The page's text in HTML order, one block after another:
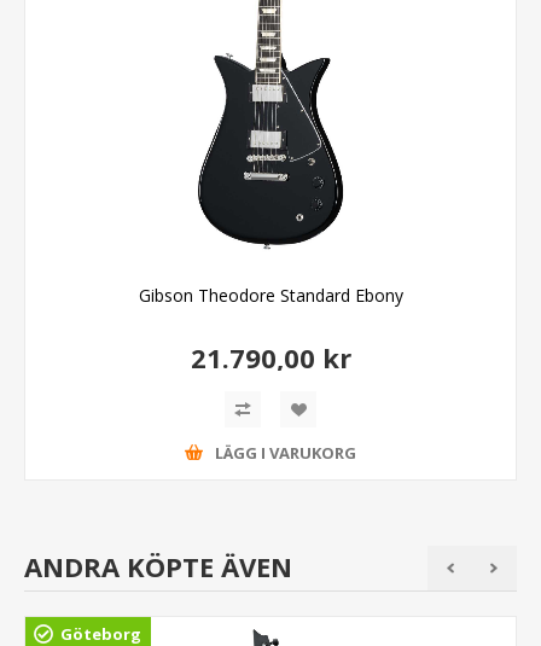
Gibson Theodore Standard Ebony
21.790,00 kr
LÄGG I VARUKORG
ANDRA KÖPTE ÄVEN
Göteborg